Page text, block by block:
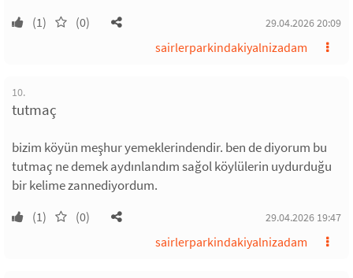
(1) (0) 29.04.2026 20:09
sairlerparkindakiyalnizadam
10.
tutmaç
bizim köyün meşhur yemeklerindendir. ben de diyorum bu
tutmaç ne demek aydınlandım sağol köylülerin uydurduğu
bir kelime zannediyordum.
(1) (0) 29.04.2026 19:47
sairlerparkindakiyalnizadam